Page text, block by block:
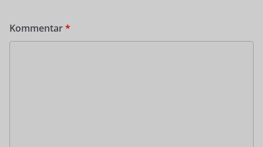
Kommentar*